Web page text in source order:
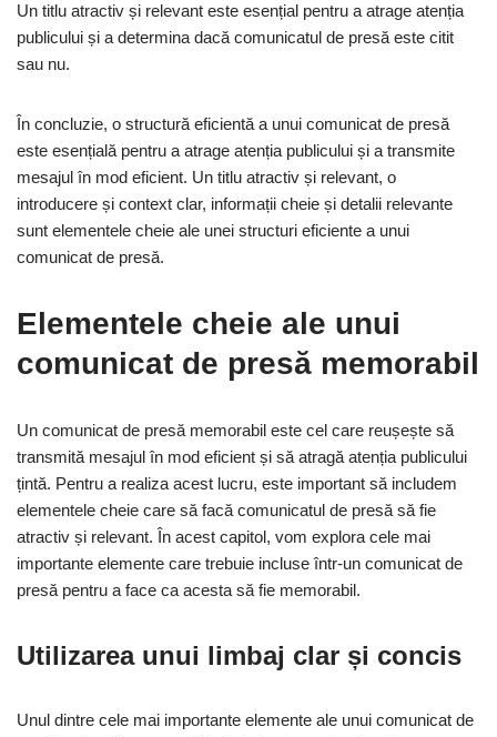
Un titlu atractiv și relevant este esențial pentru a atrage atenția
publicului și a determina dacă comunicatul de presă este citit
sau nu.
În concluzie, o structură eficientă a unui comunicat de presă
este esențială pentru a atrage atenția publicului și a transmite
mesajul în mod eficient. Un titlu atractiv și relevant, o
introducere și context clar, informații cheie și detalii relevante
sunt elementele cheie ale unei structuri eficiente a unui
comunicat de presă.
Elementele cheie ale unui
comunicat de presă memorabil
Un comunicat de presă memorabil este cel care reușește să
transmită mesajul în mod eficient și să atragă atenția publicului
țintă. Pentru a realiza acest lucru, este important să includem
elementele cheie care să facă comunicatul de presă să fie
atractiv și relevant. În acest capitol, vom explora cele mai
importante elemente care trebuie incluse într-un comunicat de
presă pentru a face ca acesta să fie memorabil.
Utilizarea unui limbaj clar și concis
Unul dintre cele mai importante elemente ale unui comunicat de